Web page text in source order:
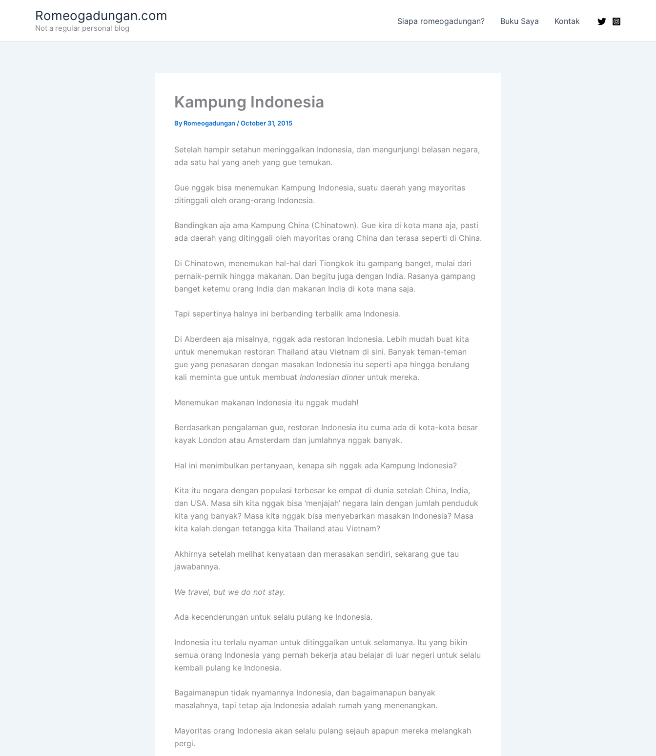
Romeogadungan.com
Not a regular personal blog
Siapa romeogadungan? Buku Saya Kontak
Kampung Indonesia
By Romeogadungan /October 31, 2015
Setelah hampir setahun meninggalkan Indonesia, dan mengunjungi belasan negara,
ada satu hal yang aneh yang gue temukan.
Gue nggak bisa menemukan Kampung Indonesia, suatu daerah yang mayoritas
ditinggali oleh orang-orang Indonesia.
Bandingkan aja ama Kampung China (Chinatown). Gue kira di kota mana aja, pasti
ada daerah yang ditinggali oleh mayoritas orang China dan terasa seperti di China.
Di Chinatown, menemukan hal-hal dari Tiongkok itu gampang banget, mulai dari
pernaik-pernik hingga makanan. Dan begitu juga dengan India. Rasanya gampang
banget ketemu orang India dan makanan India di kota mana saja.
Tapi sepertinya halnya ini berbanding terbalik ama Indonesia.
Di Aberdeen aja misalnya, nggak ada restoran Indonesia. Lebih mudah buat kita
untuk menemukan restoran Thailand atau Vietnam di sini. Banyak teman-teman
gue yang penasaran dengan masakan Indonesia itu seperti apa hingga berulang
kali meminta gue untuk membuat Indonesian dinneruntuk mereka.
Menemukan makanan Indonesia itu nggak mudah!
Berdasarkan pengalaman gue, restoran Indonesia itu cuma ada di kota-kota besar
kayak London atau Amsterdam dan jumlahnya nggak banyak.
Hal ini menimbulkan pertanyaan, kenapa sih nggak ada Kampung Indonesia?
Kita itu negara dengan populasi terbesar ke empat di dunia setelah China, India,
dan USA. Masa sih kita nggak bisa ‘menjajah’ negara lain dengan jumlah penduduk
kita yang banyak? Masa kita nggak bisa menyebarkan masakan Indonesia? Masa
kita kalah dengan tetangga kita Thailand atau Vietnam?
Akhirnya setelah melihat kenyataan dan merasakan sendiri, sekarang gue tau
jawabannya.
We travel, but we do not stay.
Ada kecenderungan untuk selalu pulang ke Indonesia.
Indonesia itu terlalu nyaman untuk ditinggalkan untuk selamanya. Itu yang bikin
semua orang Indonesia yang pernah bekerja atau belajar di luar negeri untuk selalu
kembali pulang ke Indonesia.
Bagaimanapun tidak nyamannya Indonesia, dan bagaimanapun banyak
masalahnya, tapi tetap aja Indonesia adalah rumah yang menenangkan.
Mayoritas orang Indonesia akan selalu pulang sejauh apapun mereka melangkah
pergi.